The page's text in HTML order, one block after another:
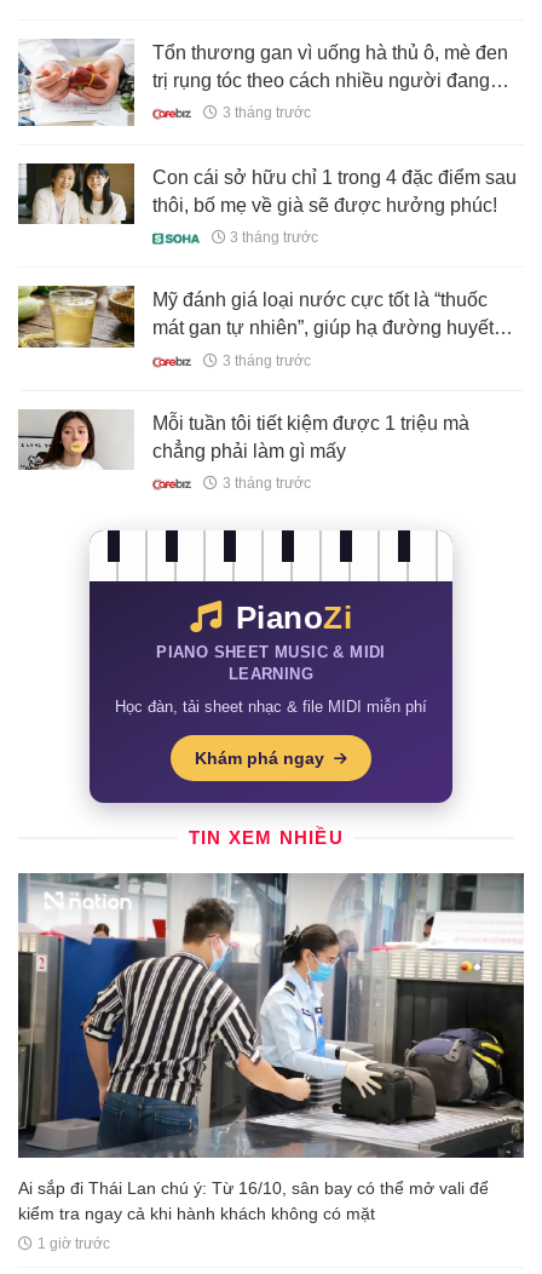
Tổn thương gan vì uống hà thủ ô, mè đen
trị rụng tóc theo cách nhiều người đang
làm
3 tháng trước
Con cái sở hữu chỉ 1 trong 4 đặc điểm sau
thôi, bố mẹ về già sẽ được hưởng phúc!
3 tháng trước
Mỹ đánh giá loại nước cực tốt là “thuốc
mát gan tự nhiên”, giúp hạ đường huyết
cực nhanh: Chợ Việt bán rẻ, nhiều người
3 tháng trước
Mỗi tuần tôi tiết kiệm được 1 triệu mà
chẳng phải làm gì mấy
3 tháng trước
PianoZi
PIANO SHEET MUSIC & MIDI
LEARNING
Học đàn, tải sheet nhạc & file MIDI miễn phí
Khám phá ngay
TIN XEM NHIỀU
Ai sắp đi Thái Lan chú ý: Từ 16/10, sân bay có thể mở vali để
kiểm tra ngay cả khi hành khách không có mặt
1 giờ trước